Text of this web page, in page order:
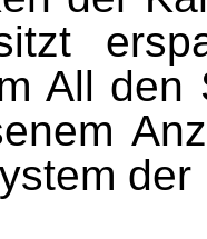
All
der